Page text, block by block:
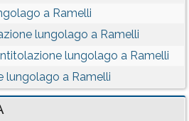
a Ramelli
lungolago a Ramelli
lungolago a Ramelli
lungolago a Ramelli